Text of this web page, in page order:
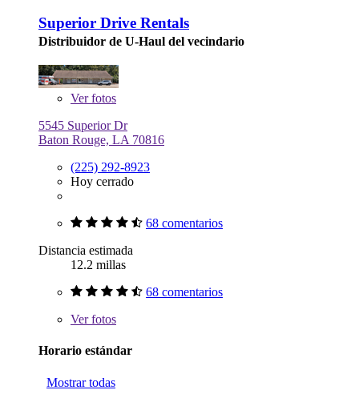
Superior Drive Rentals
Distribuidor de U-Haul del vecindario
Verfotos
5545 Superior Dr
Baton Rouge, LA 70816
(225) 292-8923
Hoy cerrado
68 comentarios
Distancia estimada
12.2 millas
68 comentarios
Verfotos
Horario estándar
Mostrar todas